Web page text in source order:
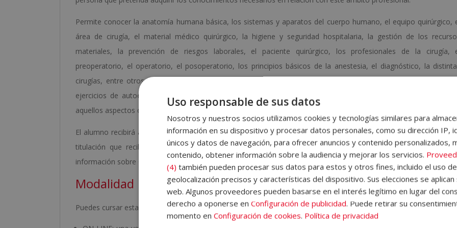
Permite conocer la anatomía humana básica, los sistemas y aparatos del cuerpo humano, el equipo quirúrgico,
área de cirugía, el material médico quirúrgico, la higiene y seguridad hospitalaria, la gestión de los
materiales, la prevención de riesgos laborales, el paciente quirúrgico, los profesionales de la cirugía,
preoperatorio, el operatorio, el posoperatorio, los principios básicos de la anestesia, el diagnóstico, la
cirugías, entre otros conceptos relacionados. Además, al final de cada unidad didáctica el alumno/a encontrará
ejercicios de autoevaluación que le permitirán hacer un seguimiento del curso de forma autónoma y reforzar
aquellos aspectos que considere oportunos.
El alumno recibirá acceso a un curso inicial donde encontrará información sobre la metodología de aprendizaje,
titulación que recibirá, el funcionamiento del Campus Virtual, qué hacer una vez el alumno haya finalizado
información sobre Grupo Esneca Formación. Además, el alumno dispondrá de un servicio de clases en directo.
Modalidad
Puedes cursar esta formación en modalidad:
Uso responsable de sus datos
Nosotros y nuestros socios utilizamos cookies y tecnologías similares para
información en su dispositivo y procesar datos personales, como su dirección IP,
únicos y datos de navegación, para ofrecer anuncios y contenido personalizados,
contenido, obtener información sobre la audiencia y mejorar los servicios.
(4) también pueden procesar sus datos para estos y otros fines, incluido el uso
geolocalización precisos y características del dispositivo. Sus elecciones se
web. Algunos proveedores pueden basarse en el interés legítimo en lugar del
derecho a oponerse en Configuración de publicidad. Puede retirar su
momento en Configuración de cookies. Política de privacidad